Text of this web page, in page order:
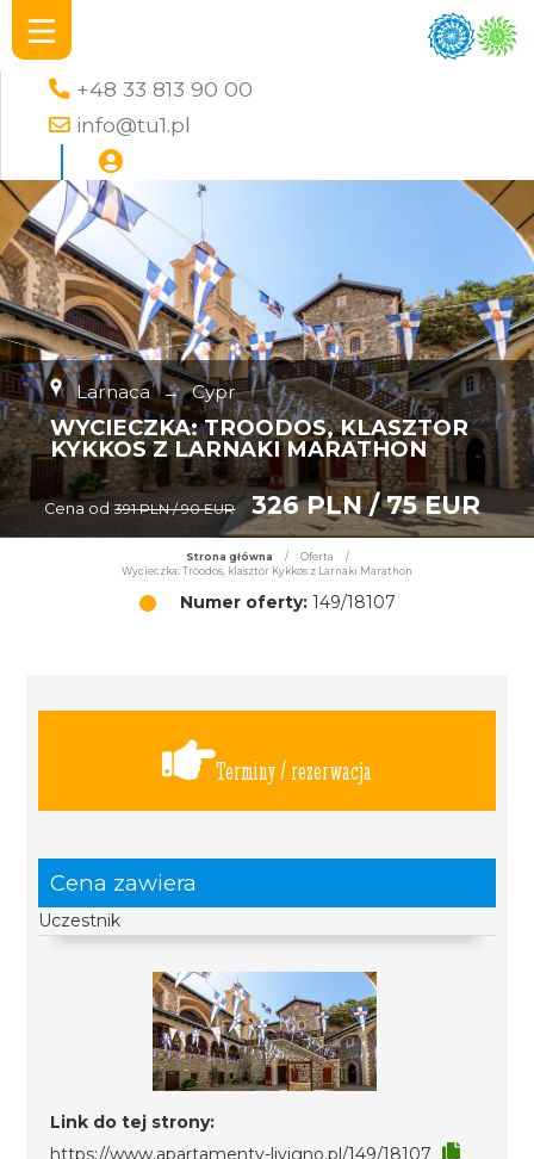
+48 33 813 90 00
info@tu1.pl
Larnaca → Cypr
WYCIECZKA: TROODOS, KLASZTOR
KYKKOS Z LARNAKI MARATHON
Cena od 391 PLN / 90 EUR 326 PLN / 75 EUR
Strona główna / Oferta
/
Wycieczka: Troodos, klasztor Kykkos z Larnaki Marathon
Numer oferty:149/18107
Terminy / rezerwacja
Cena zawiera
Uczestnik
Link do tej strony:
https://www.apartamenty-livigno.pl/149/18107